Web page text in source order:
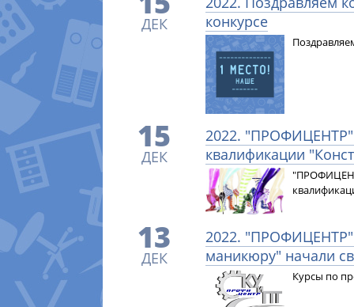
ДЕК
конкурсе
15
ДЕК
2022.
квалификации
13
ДЕК
2022.
маникюру" начали
Курсы по